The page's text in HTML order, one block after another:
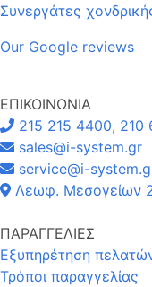
Συνεργάτες
Our Google reviews
ΕΠΙΚΟΙΝΩΝΙΑ
215 215 4400,
sales@i-system.gr
service@i-
Λεωφ. Μεσογείων
ΠΑΡΑΓΓΕΛΙΕΣ
Εξυπηρέτηση
Τρόποι παραγγελίας